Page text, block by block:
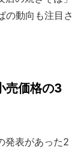
の動向も注目さ
売価格の3
発表があった2